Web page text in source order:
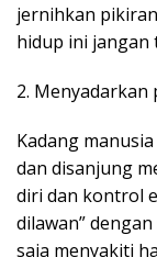
jernihkan
hidup ini jangan
2. Menyadarkan
Kadang
dan disanjung
diri dan kontrol
dilawan”
saja menyakiti